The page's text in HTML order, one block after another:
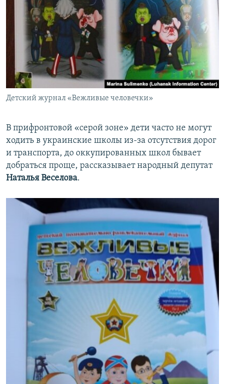
Детский журнал «Вежливые человечки»
В прифронтовой «серой зоне» дети часто не могут
ходить в украинские школы из-за отсутствия дорог
и транспорта, до оккупированных школ бывает
добраться проще, рассказывает народный депутат
Наталья Веселова.